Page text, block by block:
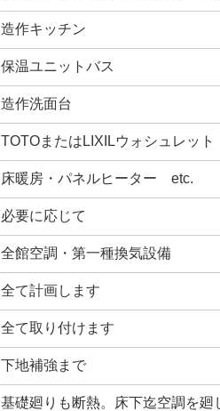
造作キッチン
保温ユニットバス
造作洗面台
TOTOまたはLIXILウォシュレット
床暖房・パネルヒーター etc.
必要に応じて
全館空調・第一種換気設備
全て計画します
全て取り付けます
下地補強まで
基礎廻りも断熱。床下迄空調を廻